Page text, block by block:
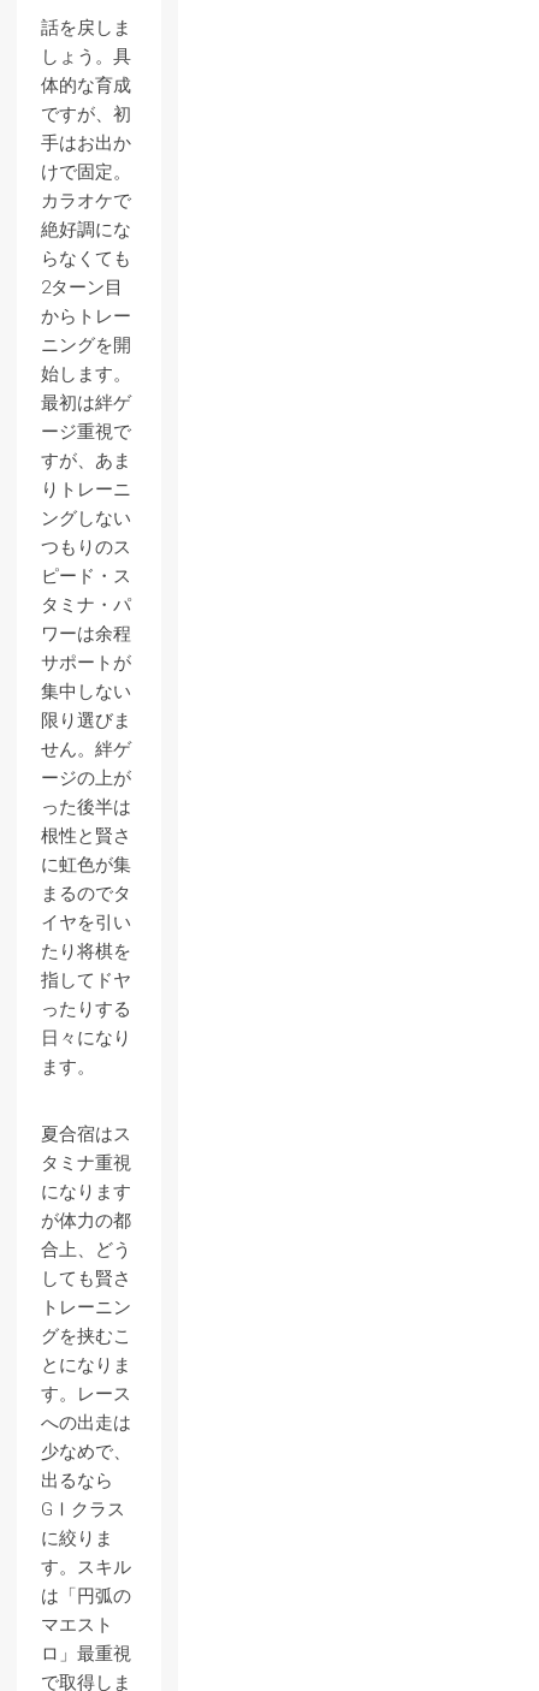
話を戻しま
しょう。具
体的な育成
ですが、初
手はお出か
けで固定。
カラオケで
絶好調にな
らなくても
2ターン目
からトレー
ニングを開
始します。
最初は絆ゲ
ージ重視で
すが、あま
りトレーニ
ングしない
つもりのス
ピード・ス
タミナ・パ
ワーは余程
サポートが
集中しない
限り選びま
せん。絆ゲ
ージの上が
った後半は
根性と賢さ
に虹色が集
まるのでタ
イヤを引い
たり将棋を
指してドヤ
ったりする
日々になり
ます。
夏合宿はス
タミナ重視
になります
が体力の都
合上、どう
しても賢さ
トレーニン
グを挟むこ
とになりま
す。レース
への出走は
少なめで、
出るなら
GⅠクラス
に絞りま
す。スキル
は「円弧の
マエスト
ロ」最重視
で取得しま